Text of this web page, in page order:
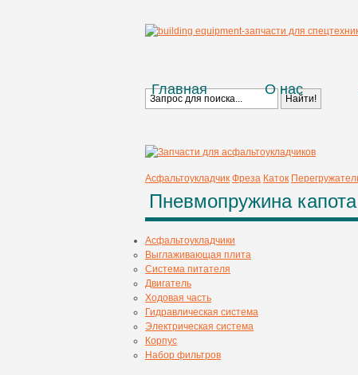
Главная О нас
Асфальтоукладчик Фреза Каток
Пневмопружина
Асфальтоукладчики
Выглаживающая плита
Система питателя
Двигатель
Ходовая часть
Гидравлическая система
Электрическая система
Корпус
Набор фильтров